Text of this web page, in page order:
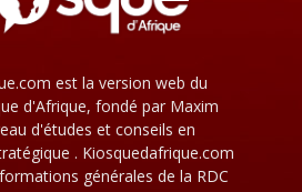
est la version web du
d'Afrique, fondé par Maxim
d'études et conseils en
. Kiosquedafrique.com
générales de la RDC